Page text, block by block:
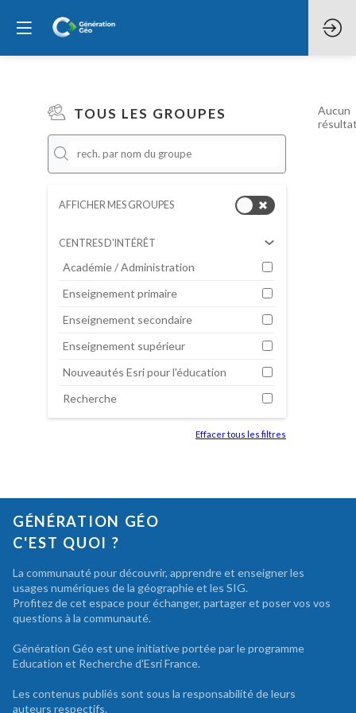
TOUS LES GROUPES
AFFICHER MES GROUPES
CENTRES D'INTÉRÊT
Académie / Administration
Enseignement primaire
Enseignement secondaire
Enseignement supérieur
Nouveautés Esri pour l'éducation
Recherche
Effacer tous les filtres
Aucun
GÉNÉRATION GÉO
C'EST QUOI ?
La communauté pour découvrir, apprendre et enseigner les
usages numériques de la géographie et les SIG.
Profitez de cet espace pour échanger, partager et poser vos vos
questions à la communauté.
Génération Géo est une initiative portée par le programme
Education et Recherche d'Esri France.
Les contenus publiés sont sous la responsabilité de leurs
auteurs respectifs.